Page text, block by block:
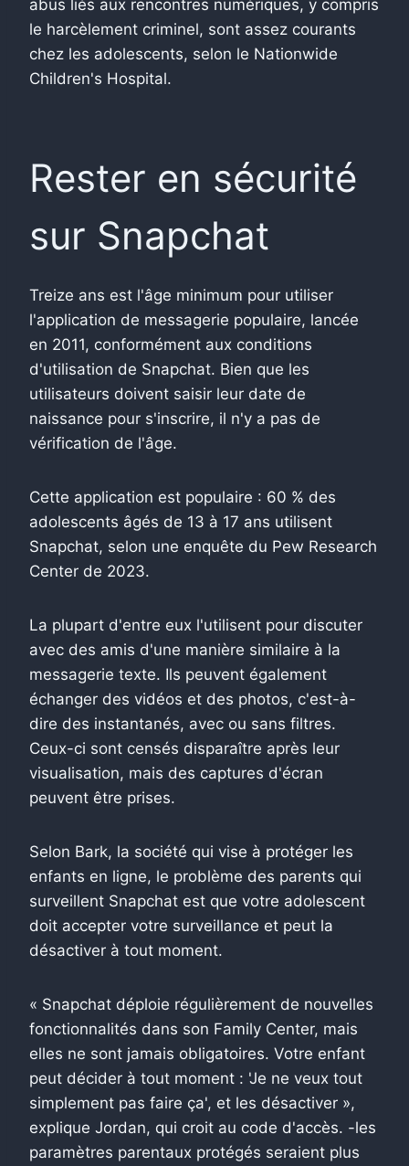
abus liés aux rencontres numériques, y compris
le harcèlement criminel, sont assez courants
chez les adolescents, selon le Nationwide
Children's Hospital.
Rester en sécurité
sur Snapchat
Treize ans est l'âge minimum pour utiliser
l'application de messagerie populaire, lancée
en 2011, conformément aux conditions
d'utilisation de Snapchat. Bien que les
utilisateurs doivent saisir leur date de
naissance pour s'inscrire, il n'y a pas de
vérification de l'âge.
Cette application est populaire : 60 % des
adolescents âgés de 13 à 17 ans utilisent
Snapchat, selon une enquête du Pew Research
Center de 2023.
La plupart d'entre eux l'utilisent pour discuter
avec des amis d'une manière similaire à la
messagerie texte. Ils peuvent également
échanger des vidéos et des photos, c'est-à-
dire des instantanés, avec ou sans filtres.
Ceux-ci sont censés disparaître après leur
visualisation, mais des captures d'écran
peuvent être prises.
Selon Bark, la société qui vise à protéger les
enfants en ligne, le problème des parents qui
surveillent Snapchat est que votre adolescent
doit accepter votre surveillance et peut la
désactiver à tout moment.
« Snapchat déploie régulièrement de nouvelles
fonctionnalités dans son Family Center, mais
elles ne sont jamais obligatoires. Votre enfant
peut décider à tout moment : 'Je ne veux tout
simplement pas faire ça', et les désactiver »,
explique Jordan, qui croit au code d'accès. -les
paramètres parentaux protégés seraient plus